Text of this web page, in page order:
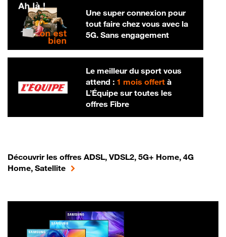
Une super connexion pour
tout faire chez vous avec la
5G. Sans engagement
Le meilleur du sport vous
attend : 1 mois offertà
L’Équipe sur toutes les
offres Fibre
Découvrir les offres ADSL, VDSL2, 5G+ Home, 4G
Home, Satellite